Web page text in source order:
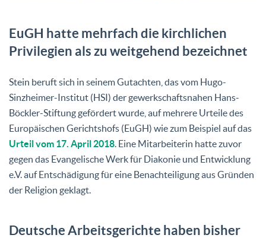
EuGH hatte mehrfach die kirchlichen
Privilegien als zu weitgehend bezeichnet
Stein beruft sich in seinem Gutachten, das vom Hugo-
Sinzheimer-Institut (HSI) der gewerkschaftsnahen Hans-
Böckler-Stiftung gefördert wurde, auf mehrere Urteile des
Europäischen Gerichtshofs (EuGH) wie zum Beispiel auf das
Urteil vom 17. April 2018. Eine Mitarbeiterin hatte zuvor
gegen das Evangelische Werk für Diakonie und Entwicklung
e.V. auf Entschädigung für eine Benachteiligung aus Gründen
der Religion geklagt.
Deutsche Arbeitsgerichte haben bisher